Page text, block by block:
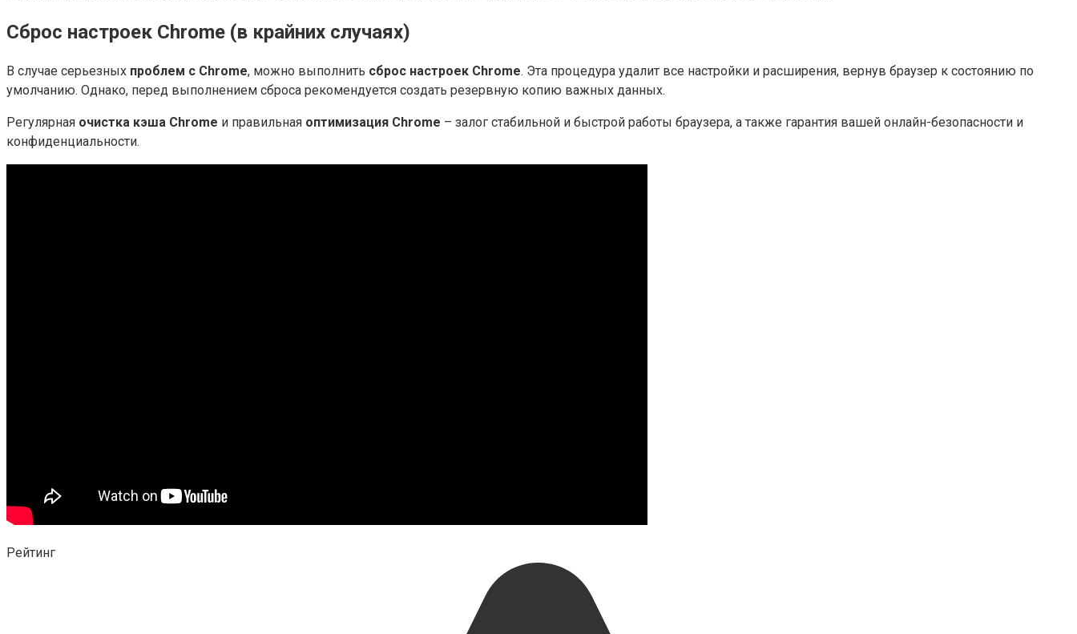
Сброс настроек Chrome (в крайних случаях)
В случае серьезных проблем с Chrome, можно выполнить сброс настроек Chrome. Эта процедура удалит все настройки и расширения, вернув браузер к состоянию по
умолчанию. Однако, перед выполнением сброса рекомендуется создать резервную копию важных данных.
Регулярная очистка кэша Chrome и правильная оптимизация Chrome – залог стабильной и быстрой работы браузера, а также гарантия вашей онлайн-безопасности и
конфиденциальности.
Рейтинг